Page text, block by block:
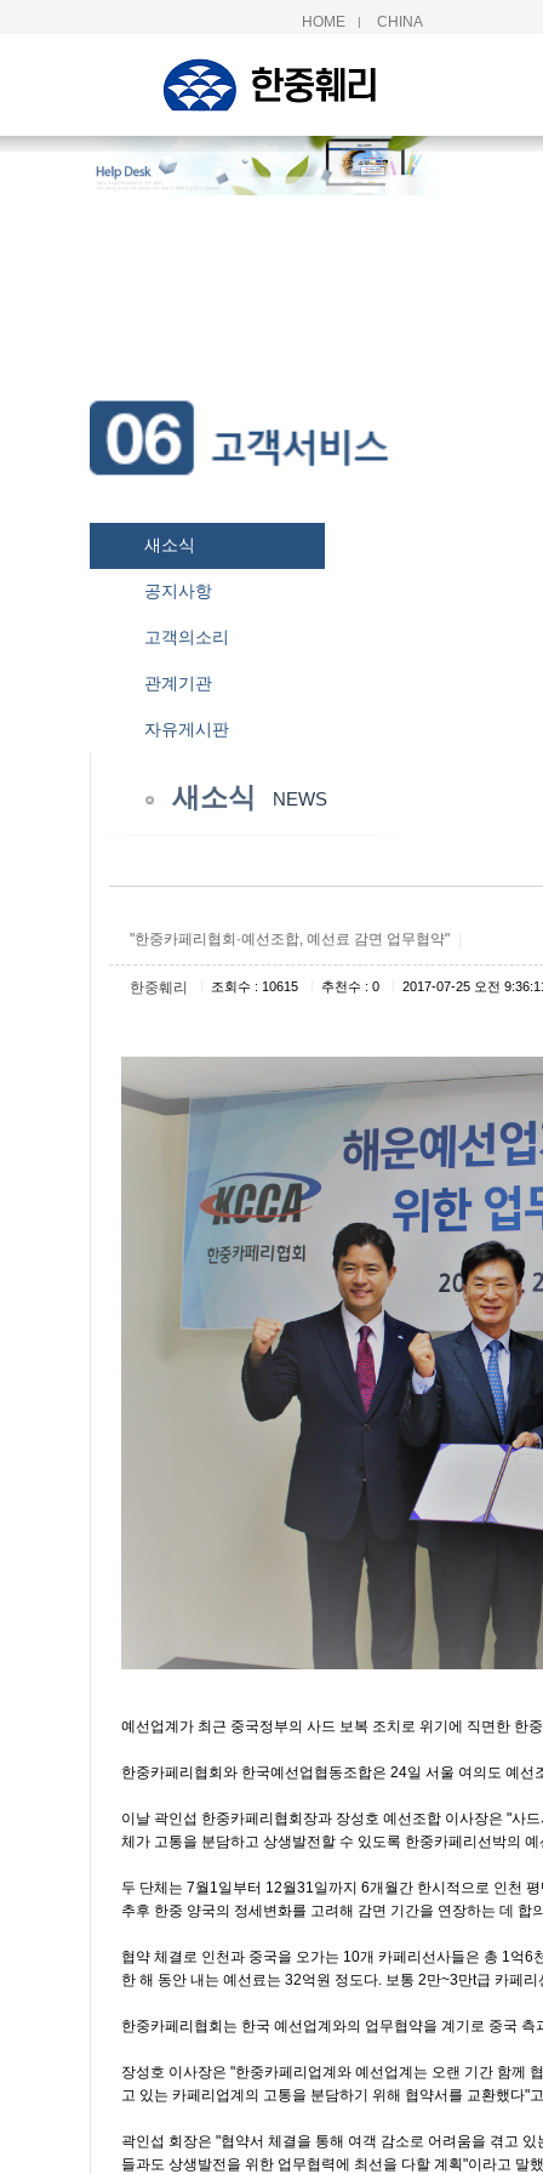
HOME | CHINA
새소식
공지사항
고객의소리
관계기관
자유게시판
새소식 NEWS
"한중카페리협회·예선조합, 예선료 감면 업무협약"
한중훼리 조회수 : 10615 추천수 : 0 2017-07-25 오전
예선업계가 최근 중국정부의 사드 보복 조치로 위기에 직면한 한
한중카페리협회와 한국예선업협동조합은 24일 서울 여의도 예
이날 곽인섭 한중카페리협회장과 장성호 예선조합 이사장은 "사
체가 고통을 분담하고 상생발전할 수 있도록 한중카페리선박의
두 단체는 7월1일부터 12월31일까지 6개월간 한시적으로 인천
추후 한중 양국의 정세변화를 고려해 감면 기간을 연장하는 데 합
협약 체결로 인천과 중국을 오가는 10개 카페리선사들은 총 1억
한 해 동안 내는 예선료는 32억원 정도다. 보통 2만~3만t급 카페
한중카페리협회는 한국 예선업계와의 업무협약을 계기로 중국
장성호 이사장은 "한중카페리업계와 예선업계는 오랜 기간 함께
고 있는 카페리업계의 고통을 분담하기 위해 협약서를 교환했다"
곽인섭 회장은 "협약서 체결을 통해 여객 감소로 어려움을 겪고
들과도 상생발전을 위한 업무협력에 최선을 다할 계획"이라고 말